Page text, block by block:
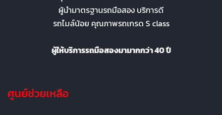
ผู้นำมาตรฐานรถมือสอง บริการดี
รถไมล์น้อย คุณภาพรถเกรด S class
ผู้ให้บริการรถมือสองมามากกว่า 40 ปี
ศูนย์ช่วยเหลือ